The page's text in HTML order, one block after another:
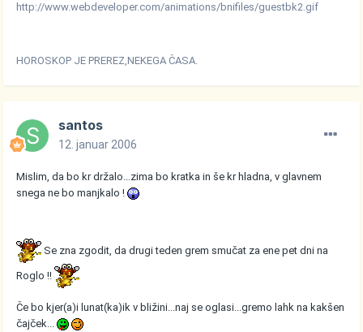
http://www.webdeveloper.com/animations/bnifiles/guestbk2.gif
HOROSKOP JE PREREZ,NEKEGA ČASA.
santos
12. januar 2006
Mislim, da bo kr držalo...zima bo kratka in še kr hladna, v glavnem
snega ne bo manjkalo !
Se zna zgodit, da drugi teden grem smučat za ene pet dni na
Roglo !!
Če bo kjer(a)i lunat(ka)ik v bližini...naj se oglasi...gremo lahk na kakšen
čajček...